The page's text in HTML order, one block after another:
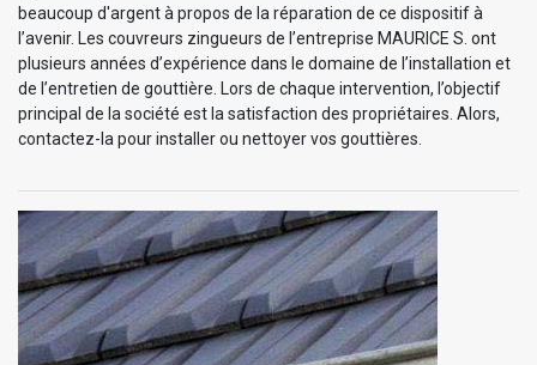
beaucoup d'argent à propos de la réparation de ce dispositif à
l’avenir. Les couvreurs zingueurs de l’entreprise MAURICE S. ont
plusieurs années d’expérience dans le domaine de l’installation et
de l’entretien de gouttière. Lors de chaque intervention, l’objectif
principal de la société est la satisfaction des propriétaires. Alors,
contactez-la pour installer ou nettoyer vos gouttières.